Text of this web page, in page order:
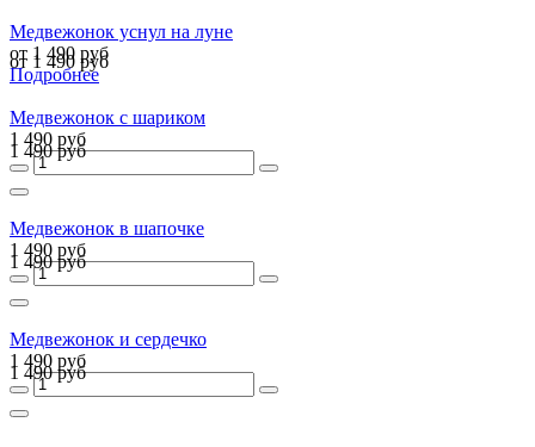
Медвежонок уснул на луне
от 1 490 руб
от 1 490 руб
Подробнее
Медвежонок с шариком
1 490 руб
1 490 руб
Медвежонок в шапочке
1 490 руб
1 490 руб
Медвежонок и сердечко
1 490 руб
1 490 руб